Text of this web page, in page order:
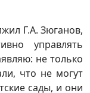
Г.А. Зюганов,
управлять
не только
что не могут
сады, и они